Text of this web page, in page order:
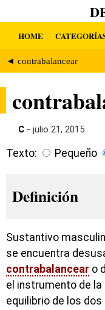
HOME
◄ contrabalancear
C - julio 21, 2015
Texto: Pequeño
Definición
Sustantivo
se encuentra
contrabalancear o
el instrumento de la
equilibrio de los